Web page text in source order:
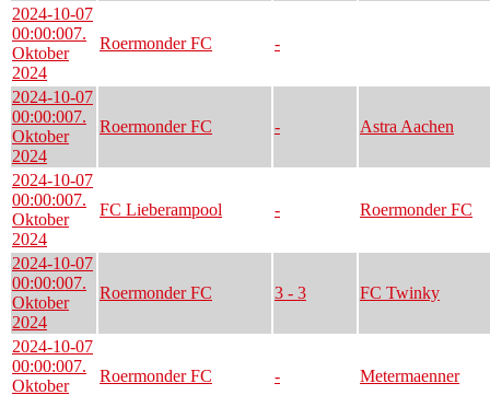
2024-10-07
00:00:007.
Oktober
2024
Roermonder FC -
2024-10-07
00:00:007.
Oktober
2024
Roermonder FC - Astra Aachen
2024-10-07
00:00:007.
Oktober
2024
FC Lieberampool - Roermonder FC
2024-10-07
00:00:007.
Oktober
2024
Roermonder FC 3 - 3 FC Twinky
2024-10-07
00:00:007.
Oktober
Roermonder FC - Metermaenner